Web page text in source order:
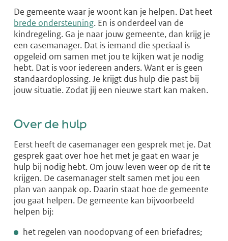
De gemeente waar je woont kan je helpen. Dat heet
brede ondersteuning. En is onderdeel van de
kindregeling. Ga je naar jouw gemeente, dan krijg je
een casemanager. Dat is iemand die speciaal is
opgeleid om samen met jou te kijken wat je nodig
hebt. Dat is voor iedereen anders. Want er is geen
standaardoplossing. Je krijgt dus hulp die past bij
jouw situatie. Zodat jij een nieuwe start kan maken.
Over de hulp
Eerst heeft de casemanager een gesprek met je. Dat
gesprek gaat over hoe het met je gaat en waar je
hulp bij nodig hebt. Om jouw leven weer op de rit te
krijgen. De casemanager stelt samen met jou een
plan van aanpak op. Daarin staat hoe de gemeente
jou gaat helpen. De gemeente kan bijvoorbeeld
helpen bij:
het regelen van noodopvang of een briefadres;